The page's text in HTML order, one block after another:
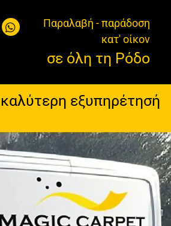
Παραλαβή - παράδοση
κατ' οίκον
σε όλη τη Ρόδο
εξυπηρέτησή